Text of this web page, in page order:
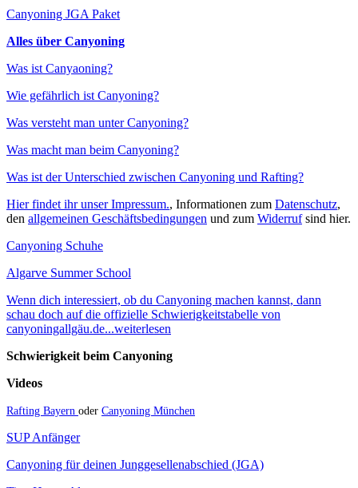
Canyoning JGA Paket
Alles über Canyoning
Was ist Canyaoning?
Wie gefährlich ist Canyoning?
Was versteht man unter Canyoning?
Was macht man beim Canyoning?
Was ist der Unterschied zwischen Canyoning und Rafting?
Hier findet ihr unser Impressum., Informationen zum Datenschutz,
den allgemeinen Geschäftsbedingungen und zum Widerrufsind hier.
Canyoning Schuhe
Algarve Summer School
Wenn dich interessiert, ob du Canyoning machen kannst, dann
schau doch auf die offizielle Schwierigkeitstabelle von
canyoningallgäu.de...weiterlesen
Schwierigkeit beim Canyoning
Videos
Rafting Bayern oder Canyoning München
SUP Anfänger
Canyoning für deinen Junggesellenabschied (JGA)